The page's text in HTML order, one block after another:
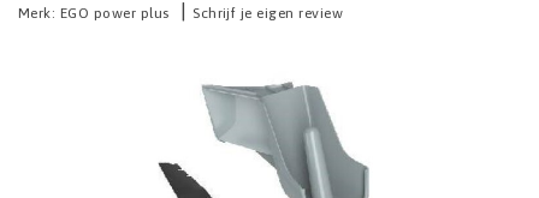
Merk: EGO power plus Schrijf je eigen review